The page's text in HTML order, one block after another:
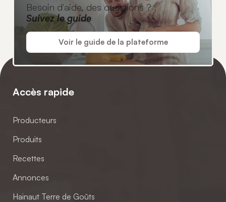
Besoin d'aide, des questions ?
Suivez le guide
Voir le guide de la plateforme
Accès rapide
Producteurs
Produits
Recettes
Annonces
Hainaut Terre de Goûts